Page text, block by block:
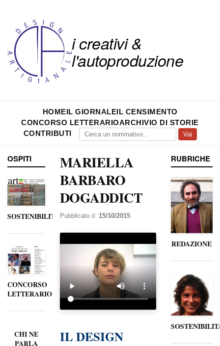
i creativi &
l'autoproduzione
HOMEIL GIORNALEIL CENSIMENTO
CONCORSO LETTERARIOARCHIVIO DI STORIE
CONTRIBUTI
Vai
OSPITI
SOSTENIBILITÀ
CONCORSO
LETTERARIO
CHI NE
PARLA
MARIELLA
BARBARO
DOGADDICT
Pubblicato il: 15/10/2015
IL DESIGN
RUBRICHE
REDAZIONE